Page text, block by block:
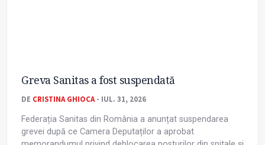
Greva Sanitas a fost suspendată
DE CRISTINA GHIOCA- IUL. 31, 2026
Federația Sanitas din România a anunțat suspendarea
grevei după ce Camera Deputaților a aprobat